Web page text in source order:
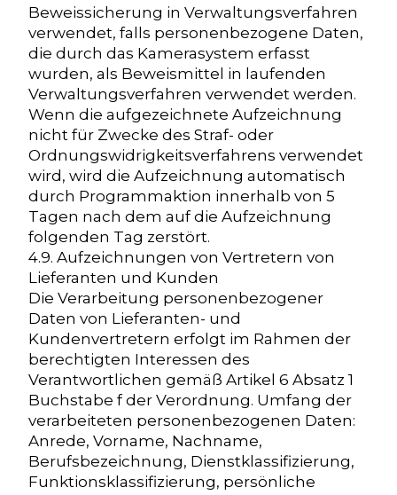
Beweissicherung in Verwaltungsverfahren
verwendet, falls personenbezogene Daten,
die durch das Kamerasystem erfasst
wurden, als Beweismittel in laufenden
Verwaltungsverfahren verwendet werden.
Wenn die aufgezeichnete Aufzeichnung
nicht für Zwecke des Straf- oder
Ordnungswidrigkeitsverfahrens verwendet
wird, wird die Aufzeichnung automatisch
durch Programmaktion innerhalb von 5
Tagen nach dem auf die Aufzeichnung
folgenden Tag zerstört.
4.9. Aufzeichnungen von Vertretern von
Lieferanten und Kunden
Die Verarbeitung personenbezogener
Daten von Lieferanten- und
Kundenvertretern erfolgt im Rahmen der
berechtigten Interessen des
Verantwortlichen gemäß Artikel 6 Absatz 1
Buchstabe f der Verordnung. Umfang der
verarbeiteten personenbezogenen Daten:
Anrede, Vorname, Nachname,
Berufsbezeichnung, Dienstklassifizierung,
Funktionsklassifizierung, persönliche